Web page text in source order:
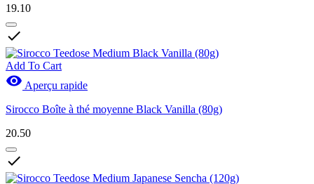
19.10

Add To Cart
 Aperçu rapide
Sirocco Boîte à thé moyenne Black Vanilla (80g)
20.50
